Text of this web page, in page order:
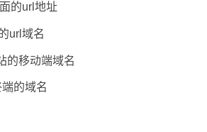
的url地址
url域名
的移动端域名
的域名